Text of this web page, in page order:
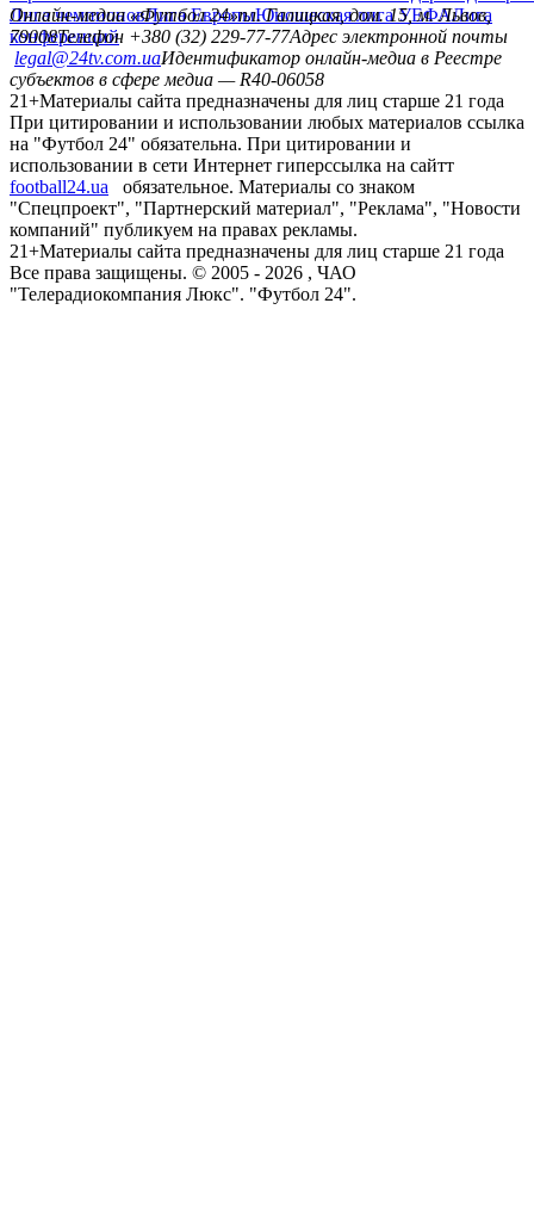
Лига чемпионовЛига ЕвропыЮношеская лига УЕФАЛига
конференций
Онлайн-медиа «Футбол 24»пл. Галицкая, дом. 15, м. Львов,
79008Телефон +380 (32) 229-77-77Адрес электронной почты
legal@24tv.com.uaИдентификатор онлайн-медиа в Реестре
субъектов в сфере медиа — R40-06058
21+Материалы сайта предназначены для лиц старше 21 года
При цитировании и использовании любых материалов ссылка
на "Футбол 24" обязательна. При цитировании и
использовании в сети Интернет гиперссылка на сайтт
football24.ua
обязательное. Материалы со знаком
"Спецпроект", "Партнерский материал", "Реклама", "Новости
компаний" публикуем на правах рекламы.
21+Материалы сайта предназначены для лиц старше 21 года
Все права защищены. © 2005 - 2026 , ЧАО
"Телерадиокомпания Люкс". "Футбол 24".